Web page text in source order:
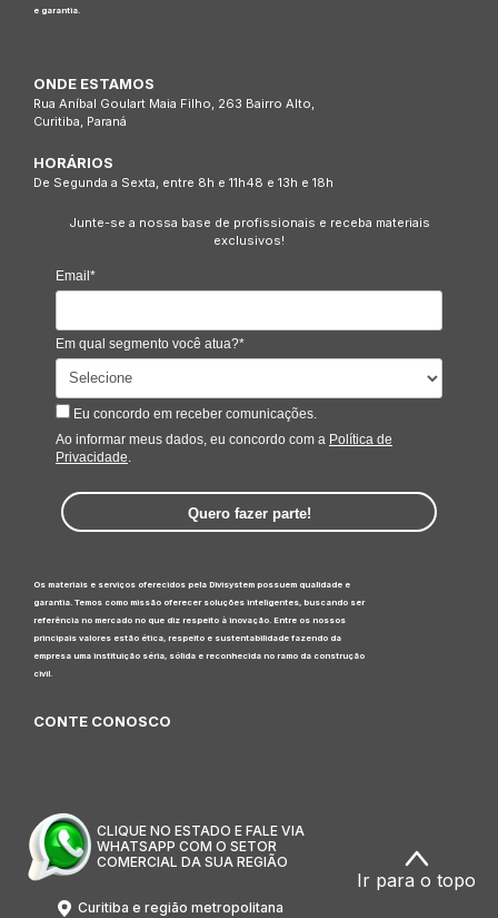
e garantia.
ONDE ESTAMOS
Rua Aníbal Goulart Maia Filho, 263 Bairro Alto,
Curitiba, Paraná
HORÁRIOS
De Segunda a Sexta, entre 8h e 11h48 e 13h e 18h
Junte-se a nossa base de profissionais e receba materiais
exclusivos!
Email*
Em qual segmento você atua?*
Eu concordo em receber comunicações.
Ao informar meus dados, eu concordo com a Política de
Privacidade.
Quero fazer parte!
Os materiais e serviços oferecidos pela Divisystem possuem qualidade e
garantia. Temos como missão oferecer soluções inteligentes, buscando ser
referência no mercado no que diz respeito à inovação. Entre os nossos
principais valores estão ética, respeito e sustentabilidade fazendo da
empresa uma instituição séria, sólida e reconhecida no ramo da construção
civil.
CONTE CONOSCO
CLIQUE NO ESTADO E FALE VIA
WHATSAPP COM O SETOR
COMERCIAL DA SUA REGIÃO
Curitiba e região metropolitana
Ir para o topo